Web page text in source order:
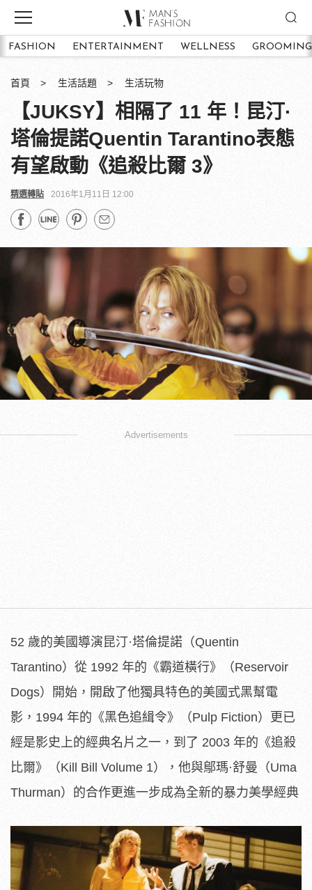
FASHION ENTERTAINMENT WELLNESS GROOMING
首頁 生活話題 生活玩物
【JUKSY】相隔了 11 年！昆汀·
塔倫提諾Quentin Tarantino表態
有望啟動《追殺比爾 3》
精選轉貼 2016年1月11日 12:00
Advertisements
52 歲的美國導演昆汀·塔倫提諾（Quentin
Tarantino）從 1992 年的《霸道橫行》（Reservoir
Dogs）開始，開啟了他獨具特色的美國式黑幫電
影，1994 年的《黑色追緝令》（Pulp Fiction）更已
經是影史上的經典名片之一，到了 2003 年的《追殺
比爾》（Kill Bill Volume 1），他與鄔瑪·舒曼（Uma
Thurman）的合作更進一步成為全新的暴力美學經典